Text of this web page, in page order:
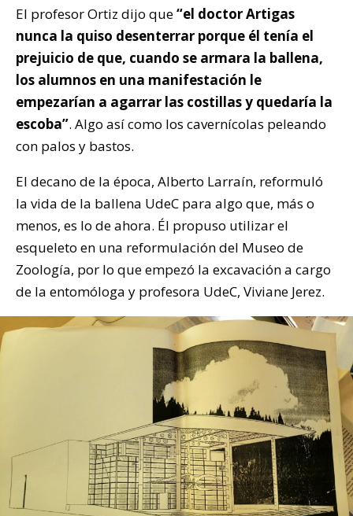
El profesor Ortiz dijo que“el doctor Artigas
nunca la quiso desenterrar porque él tenía el
prejuicio de que, cuando se armara la ballena,
los alumnos en una manifestación le
empezarían a agarrar las costillas y quedaría la
escoba”. Algo así como los cavernícolas peleando
con palos y bastos.
El decano de la época, Alberto Larraín, reformuló
la vida de la ballena UdeC para algo que, más o
menos, es lo de ahora. Él propuso utilizar el
esqueleto en una reformulación del Museo de
Zoología, por lo que empezó la excavación a cargo
de la entomóloga y profesora UdeC, Viviane Jerez.